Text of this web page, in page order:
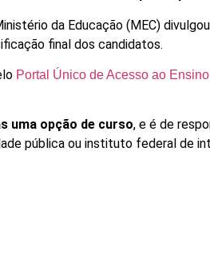
da Educação (MEC)
final dos candidatos.
Portal Único de Acesso ao
uma opção de curso, e é de
pública ou instituto federal de